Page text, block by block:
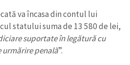
va încasa din contul lui
statului suma de 13 580 de lei,
suportate în legătură cu
urmărire penală”.